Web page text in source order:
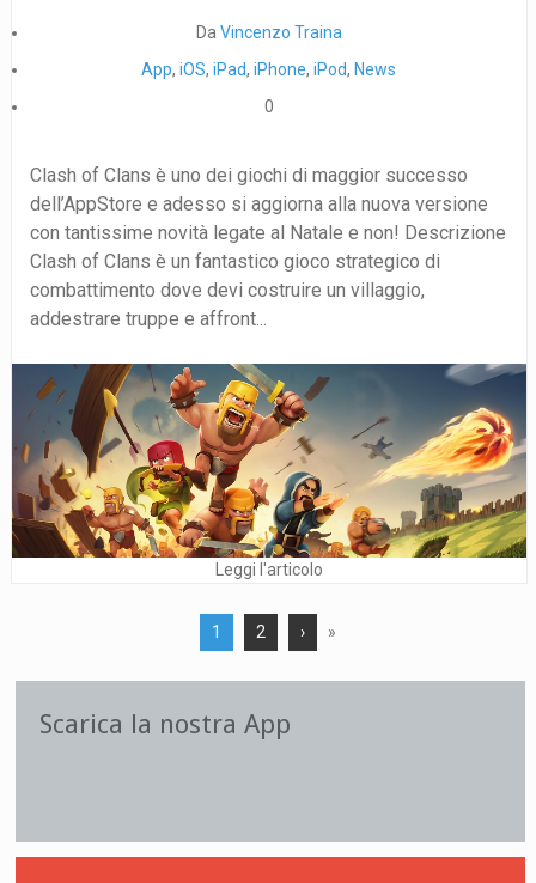
DaVincenzo Traina
App,iOS,iPad,iPhone,iPod, News
0
Clash of Clans è uno dei giochi di maggior successo
dell’AppStore e adesso si aggiorna alla nuova versione
con tantissime novità legate al Natale e non! Descrizione
Clash of Clans è un fantastico gioco strategico di
combattimento dove devi costruire un villaggio,
addestrare truppe e affront...
Leggi l'articolo
1 2 › »
Scarica la nostra App